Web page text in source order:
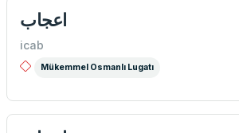
اعجاب
icab
Mükemmel Osmanlı Lugatı